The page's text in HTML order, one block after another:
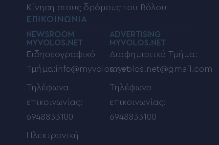
Κίνηση στους δρόμους του Βόλου
ΕΠΙΚΟΙΝΩΝΙΑ
NEWSROOM
MYVOLOS.NET
Ειδησεογραφικό
Τμήμα:info@myvolos.net
Τηλέφωνα
επικοινωνίας:
6948833100
Ηλεκτρονική
ADVERTISING
MYVOLOS.NET
Διαφημιστικό Τμήμα:
myvolos.net@gmail.com
Τηλέφωνο
επικοινωνίας:
6948833100